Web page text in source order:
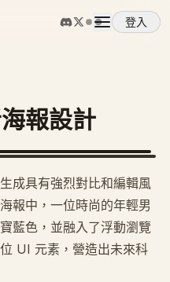
登入
報設計
成具有強烈對比和編輯風
報中，一位時尚的年輕男
藍色，並融入了浮動瀏覽
UI 元素，營造出未來科